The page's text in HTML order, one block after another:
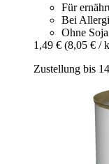
Für
Bei
Ohne
1,49 € (8,05 € /
Zustellung bis